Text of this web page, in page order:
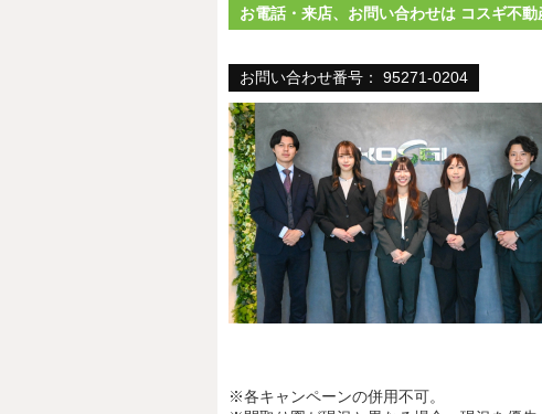
お電話・来店、お問い合わせは コスギ不
お問い合わせ番号： 95271-0204
※各キャンペーンの併用不可。